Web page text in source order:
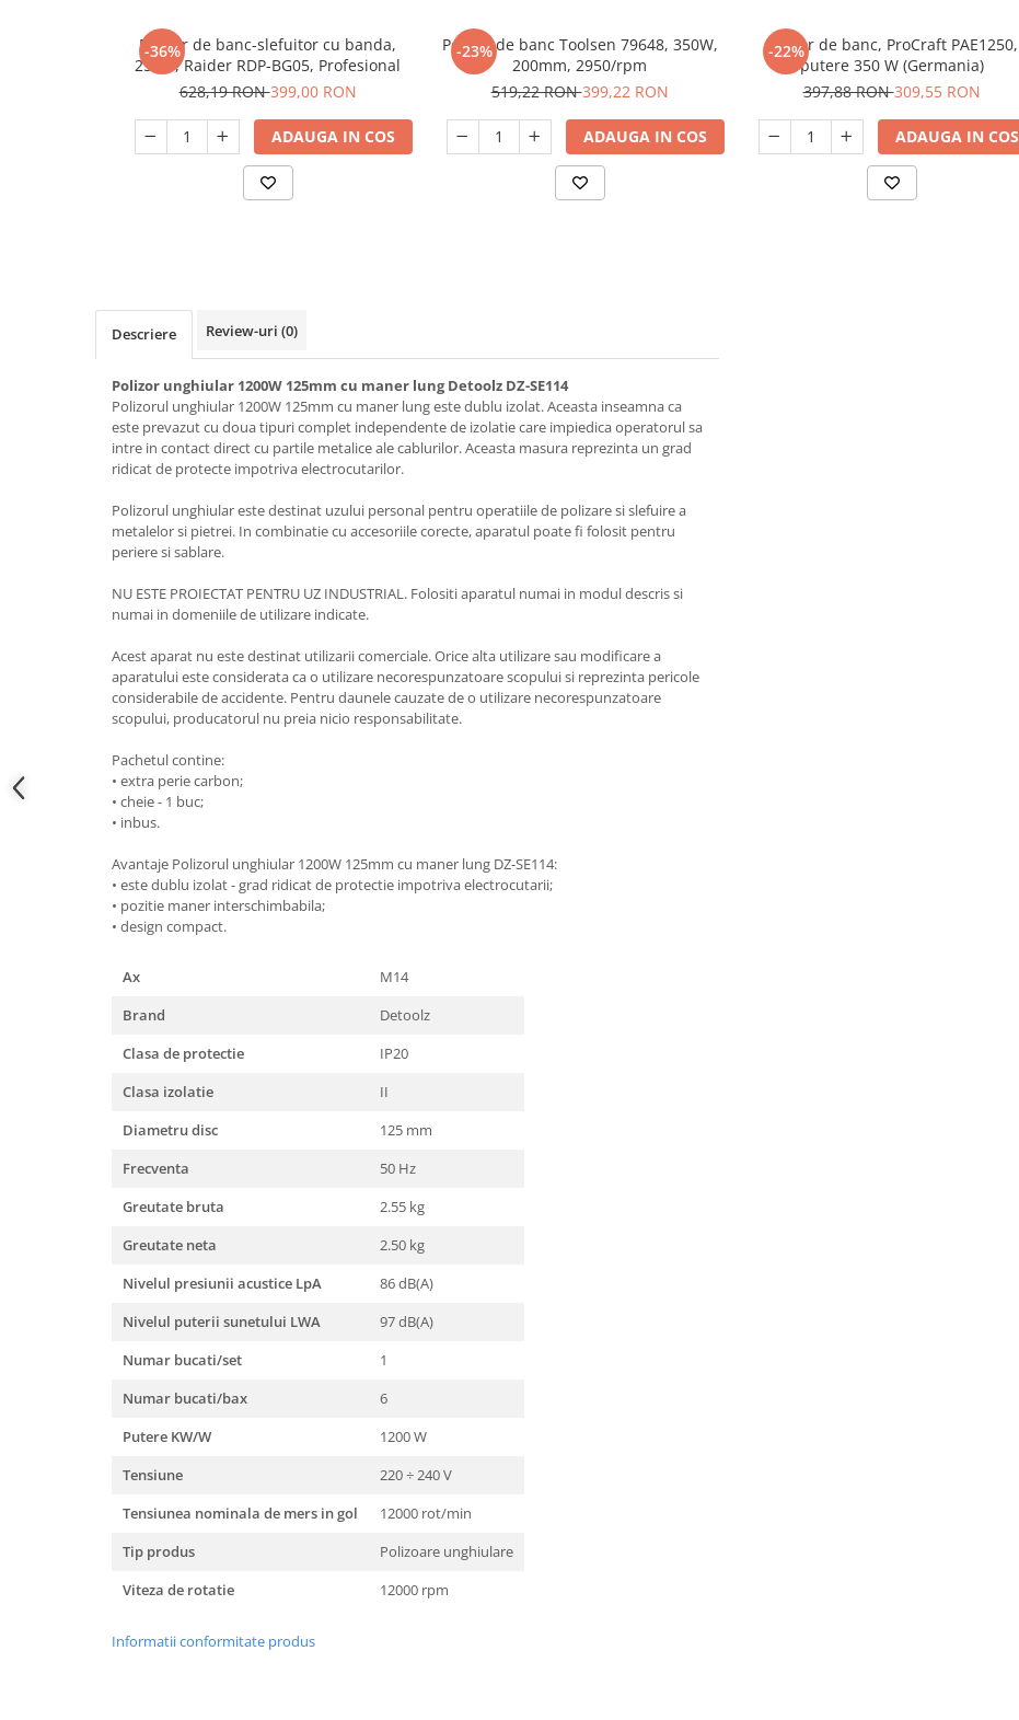
Deshidratoare carne & fructe &
Masini de tocat carne
Masini de umplut carnati
Mixere bucatarie
Prajitoare de paine
Roboti de bucatarie
Statii de calcat
Furtune & Sisteme Irigatii
Hote bucatarie
Hote cupolare
Hote incorporabile
Hote telescopice
Masini de Spalat Rufe & Uscatoare
Accesorii masini de spalat &
Masini automate de spalat rufe
Masini de spalat rufe cu uscator
Masini de spalat rufe verticale
Uscatoare de rufe
Masini de spalat vase
Motoburghiu/Foreza pamant
Pompe de stropit
Semanatoare,Plantatoare
Sobe pe gaz & electrice
Suflante & Aspiratoare
Unelte Gradinarit
Ventilatoare & Sisteme Racire
Aparate de aer conditionat
Foarfeci tuns oi
Vibratoare beton
Suflante & Aspiratoare
Taietoare de Beton & Asfalt
-36%
Polizor de banc-slefuitor cu banda,
250W, Raider RDP-BG05, Profesional
628,19 RON399,00 RON
ADAUGA IN COS
-23%
Polizor de banc Toolsen 79648, 350W,
200mm, 2950/rpm
519,22 RON399,22 RON
ADAUGA IN COS
-22%
Polizor de banc, ProCraft PAE1250,
putere 350 W (Germania)
397,88 RON309,55 RON
ADAUGA IN COS
Descriere Review-uri (0)
Polizor unghiular 1200W 125mm cu maner lung Detoolz DZ-SE114
Polizorul unghiular 1200W 125mm cu maner lung este dublu izolat. Aceasta inseamna ca
este prevazut cu doua tipuri complet independente de izolatie care impiedica operatorul sa
intre in contact direct cu partile metalice ale cablurilor. Aceasta masura reprezinta un grad
ridicat de protecte impotriva electrocutarilor.
Polizorul unghiular este destinat uzului personal pentru operatiile de polizare si slefuire a
metalelor si pietrei. In combinatie cu accesoriile corecte, aparatul poate fi folosit pentru
periere si sablare.
NU ESTE PROIECTAT PENTRU UZ INDUSTRIAL. Folositi aparatul numai in modul descris si
numai in domeniile de utilizare indicate.
Acest aparat nu este destinat utilizarii comerciale. Orice alta utilizare sau modificare a
aparatului este considerata ca o utilizare necorespunzatoare scopului si reprezinta pericole
considerabile de accidente. Pentru daunele cauzate de o utilizare necorespunzatoare
scopului, producatorul nu preia nicio responsabilitate.
Pachetul contine:
• extra perie carbon;
• cheie - 1 buc;
• inbus.
Avantaje Polizorul unghiular 1200W 125mm cu maner lung DZ-SE114:
• este dublu izolat - grad ridicat de protectie impotriva electrocutarii;
• pozitie maner interschimbabila;
• design compact.
Ax
M14
Brand
Detoolz
Clasa de protectie
IP20
Clasa izolatie
II
Diametru disc
125 mm
Frecventa
50 Hz
Greutate bruta
2.55 kg
Greutate neta
2.50 kg
Nivelul presiunii acustice LpA
86 dB(A)
Nivelul puterii sunetului LWA
97 dB(A)
Numar bucati/set
1
Numar bucati/bax
6
Putere KW/W
1200 W
Tensiune
220 ÷ 240 V
Tensiunea nominala de mers in gol
12000 rot/min
Tip produs
Polizoare unghiulare
Viteza de rotatie
12000 rpm
Informatii conformitate produs